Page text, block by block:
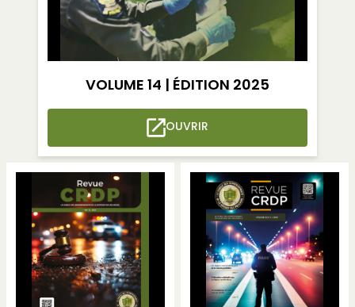
VOLUME 14 | ÉDITION 2025
OUVRIR